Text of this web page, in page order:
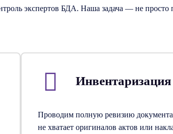
экспертов БДА. Наша задача — не просто
Проводим полную ревизию
не хватает оригиналов актов или